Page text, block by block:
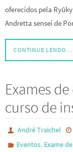
oferecidos pela
Andretta sensei de
CONTINUE LENDO…
Exames
curso de
André Traichel
Eventos, Exame